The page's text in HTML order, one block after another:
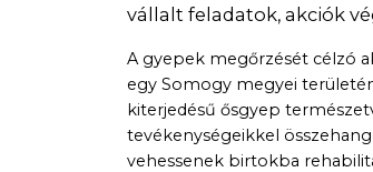
vállalt feladatok, akciók
A gyepek megőrzését célzó
egy Somogy megyei
kiterjedésű ősgyep
tevékenységeikkel
vehessenek birtokba